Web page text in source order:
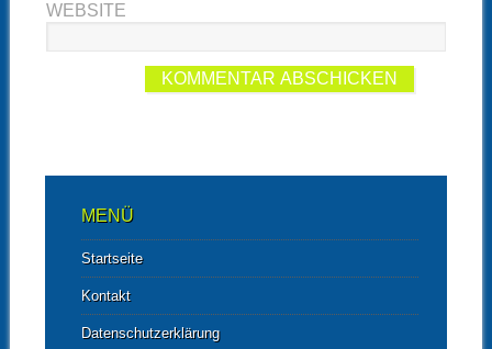
WEBSITE
MENÜ
Startseite
Kontakt
Datenschutzerklärung